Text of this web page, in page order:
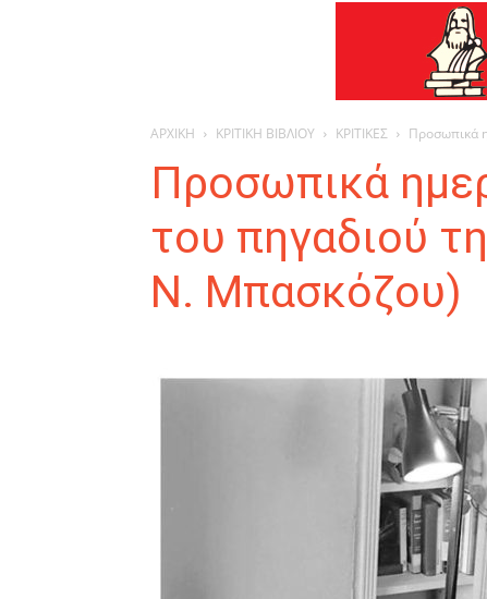
ΑΡΧΙΚΗ ΚΡΙΤΙΚΗ ΒΙΒΛΙΟΥ ΚΡΙΤΙΚΕΣ Προσωπικά
Προσωπικά
του πηγαδιού
Ν. Μπασκόζου)